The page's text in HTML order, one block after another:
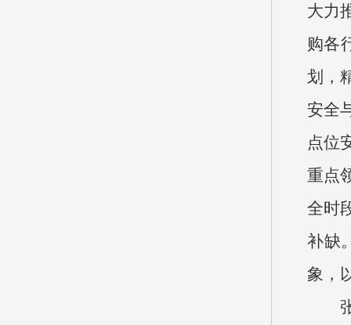
大力
购各
划，
安全
点位
重点
全时
补缺
象，